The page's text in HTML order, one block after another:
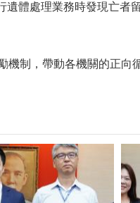
體處理業務時發現亡者
制，帶動各機關的正向